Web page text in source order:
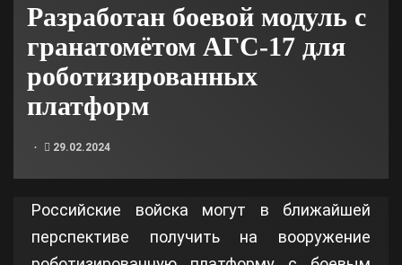
Разработан боевой модуль с
гранатомётом АГС-17 для
роботизированных
платформ
29.02.2024
Российские войска могут в ближайшей
перспективе получить на вооружение